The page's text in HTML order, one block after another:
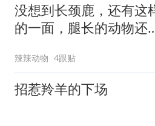
没想到长颈鹿，还有这
的一面，腿长的动物还
辣辣动物 4跟贴
招惹羚羊的下场